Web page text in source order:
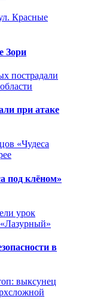
Зори
при атаке
под клёном»
в